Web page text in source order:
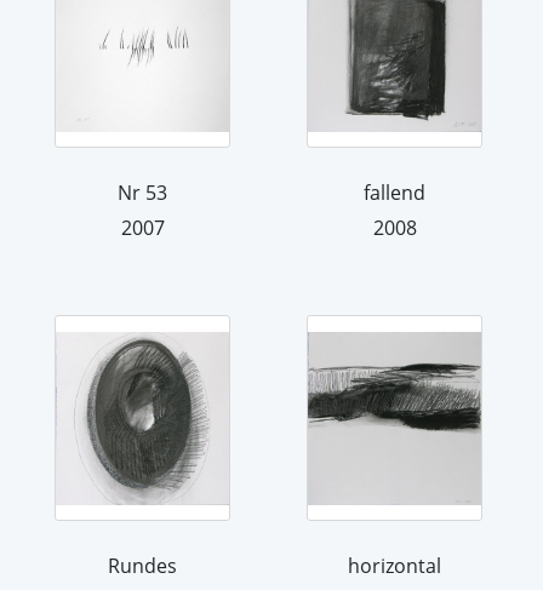
Nr 53
2007
fallend
2008
Rundes
horizontal